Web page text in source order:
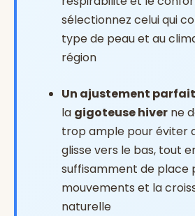
sélectionnez celui qui
type de peau et au
région
Un ajustement
la gigoteuse hiver ne
trop ample pour éviter
glisse vers le bas, tout
suffisamment de place
mouvements et la
naturelle